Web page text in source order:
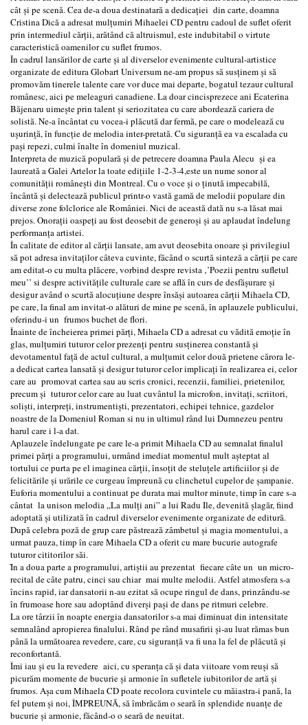
cât și pe scenă. Cea de-a doua destinatară a dedicației din carte, doamna
Cristina Dică a adresat mulțumiri Mihaelei CD pentru cadoul de suflet oferit
prin intermediul cărții, arătând că altruismul, este indubitabil o virtute
caracteristică oamenilor cu suflet frumos.
În cadrul lansărilor de carte și al diverselor evenimente cultural-artistice
organizate de editura Globart Universum ne-am propus să susținem și să
promovăm tinerele talente care vor duce mai departe, bogatul tezaur cultural
românesc, aici pe meleaguri canadiene. La doar cincisprezece ani Ecaterina
Băjenaru uimește prin talent și seriozitatea cu care abordează cariera de
solistă. Ne-a încântat cu vocea-i plăcută dar fermă, pe care o modelează cu
ușurință, în funcție de melodia inter-pretată. Cu siguranță ea va escalada cu
pași repezi, culmi înalte în domeniul muzical.
Interpreta de muzică populară și de petrecere doamna Paula Alecu şi ea
laureată a Galei Artelor la toate edițiile 1-2-3-4,este un nume sonor al
comunității românești din Montreal. Cu o voce și o ținută impecabilă,
încântă și delectează publicul printr-o vastă gamă de melodii populare din
diverse zone folclorice ale României. Nici de această dată nu s-a lăsat mai
prejos. Onorații oaspeți au fost deosebit de generoși și au aplaudat îndelung
performanța artistei.
În calitate de editor al cărții lansate, am avut deosebita onoare și privilegiul
să pot adresa invitaților câteva cuvinte, făcând o scurtă sinteză a cărții pe care
am editat-o cu multa plăcere, vorbind despre revista ‚’Poezii pentru sufletul
meu’’ si despre activitățile culturale care se află în curs de desfășurare și
desigur având o scurtă alocuțiune despre însăși autoarea cărții Mihaela CD,
pe care, la final am invitat-o alături de mine pe scenă, în aplauzele publicului,
oferindu-i un frumos buchet de flori.
Înainte de încheierea primei părți, Mihaela CD a adresat cu vădită emoție în
glas, mulțumiri tuturor celor prezenți pentru susținerea constantă și
devotamentul față de actul cultural, a mulțumit celor două prietene cărora le-
a dedicat cartea lansată și desigur tuturor celor implicați în realizarea ei, celor
care au promovat cartea sau au scris cronici, recenzii, familiei, prietenilor,
precum și tuturor celor care au luat cuvântul la microfon, invitați, scriitori,
soliști, interpreți, instrumentiști, prezentatori, echipei tehnice, gazdelor
noastre de la Domeniul Roman si nu in ultimul rând lui Dumnezeu pentru
harul care i l-a dat.
Aplauzele îndelungate pe care le-a primit Mihaela CD au semnalat finalul
primei părți a programului, urmând imediat momentul mult așteptat al
tortului ce purta pe el imaginea cărții, însoțit de steluțele artificiilor și de
felicitările și urările ce curgeau împreună cu clinchetul cupelor de șampanie.
Euforia momentului a continuat pe durata mai multor minute, timp în care s-a
cântat la unison melodia „La mulți ani” a lui Radu Ile, devenită șlagăr, fiind
adoptată și utilizată în cadrul diverselor evenimente organizate de editură.
După celebra poză de grup care păstrează zâmbetul și magia momentului, a
urmat pauza, timp în care Mihaela CD a oferit cu mare bucurie autografe
tuturor cititorilor săi.
Ȋn a doua parte a programului, artiștii au prezentat fiecare câte un un micro-
recital de câte patru, cinci sau chiar mai multe melodii. Astfel atmosfera s-a
încins rapid, iar dansatorii n-au ezitat să ocupe ringul de dans, prinzându-se
în frumoase hore sau adoptând diverși pași de dans pe ritmuri celebre.
La ore târzii în noapte energia dansatorilor s-a mai diminuat din intensitate
semnalând apropierea finalului. Rând pe rând musafirii și-au luat rămas bun
până la următoarea revedere, care, cu siguranță va fi una la fel de plăcută și
reconfortantă.
Îmi iau și eu la revedere aici, cu speranța că și data viitoare vom reuși să
picurăm momente de bucurie și armonie în sufletele iubitorilor de artă și
frumos. Așa cum Mihaela CD poate recolora cuvintele cu măiastra-i pană, la
fel putem și noi, ÎMPREUNĂ, să îmbrăcăm o seară în splendide nuanțe de
bucurie și armonie, făcând-o o seară de neuitat.